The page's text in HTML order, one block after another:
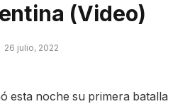
(Video)
26 julio, 2022
esta noche su primera batalla